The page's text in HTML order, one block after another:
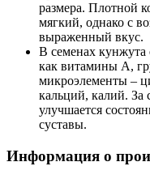
размера. Плотной
мягкий, однако с
выраженный вкус.
В семенах кунжута
как витамины А,
микроэлементы –
кальций, калий. За
улучшается
суставы.
Информация о